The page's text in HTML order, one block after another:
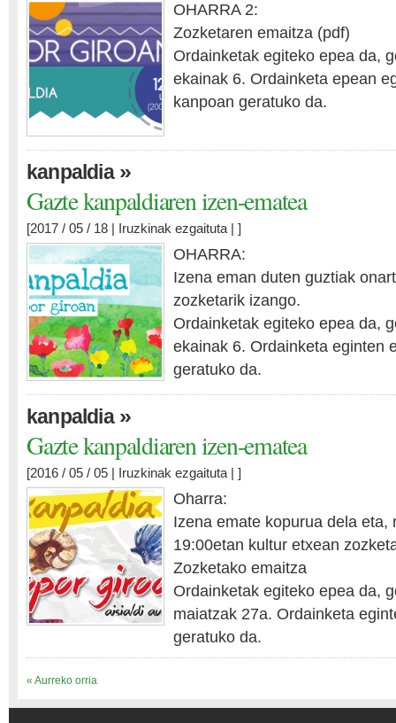
OHARRA 2:
Zozketaren emaitza (pdf)
Ordainketak egiteko epea da,
ekainak 6. Ordainketa epean
kanpoan geratuko da.
kanpaldia»
Gazte kanpaldiaren izen-ematea
[2017 / 05 / 18 | Iruzkinak ezgaituta | ]
OHARRA:
Izena eman duten guztiak
zozketarik izango.
Ordainketak egiteko epea da,
ekainak 6. Ordainketa eginten
geratuko da.
kanpaldia»
Gazte kanpaldiaren izen-ematea
[2016 / 05 / 05 | Iruzkinak ezgaituta | ]
Oharra:
Izena emate kopurua dela eta,
19:00etan kultur etxean
Zozketako emaitza
Ordainketak egiteko epea da,
maiatzak 27a. Ordainketa
geratuko da.
« Aurreko orria